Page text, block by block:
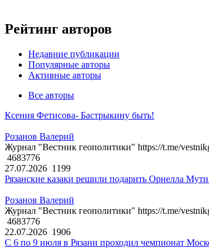
Рейтинг авторов
Недавние публикации
Популярные авторы
Активные авторы
Все авторы
Ксения Фетисова- Бастрыкину быть!
Розанов Валерий
Журнал "Вестник геополитики" https://t.me/
4683776
27.07.2026 1199
Рязанские казаки решили подарить Орнелла Мути
Розанов Валерий
Журнал "Вестник геополитики" https://t.me/
4683776
22.07.2026 1906
С 6 по 9 июля в Рязани проходил чемпионат